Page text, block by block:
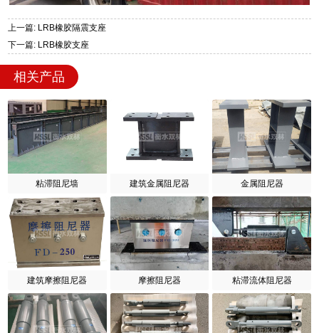
上一篇: LRB橡胶隔震支座
下一篇: LRB橡胶支座
相关产品
粘滞阻尼墙 建筑金属阻尼器 金属阻尼器
建筑摩擦阻尼器 摩擦阻尼器 粘滞流体阻尼器